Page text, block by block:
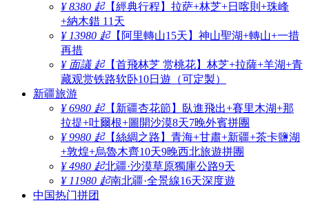
¥ 8380 起【經典行程】拉萨+林芝+日喀則+珠峰
+納木錯 11天
¥ 13980 起【阿里轉山15天】神山聖湖+轉山+一措
再措
¥ 面議 起【首飛林芝 赏桃花】林芝+拉薩+羊湖+青
藏观赏铁路软卧10日遊（可定製）
新疆旅游
¥ 6980 起【新疆杏花節】臥進飛出+賽里木湖+那
拉提+吐爾根+圖開沙漠8天7晚外賓拼團
¥ 9980 起【絲綢之路】青海+甘肅+新疆+茶卡鹽湖
+敦煌+烏魯木齊10天9晚西北旅遊拼團
¥ 4980 起北疆·沙漠草原獨庫公路9天
¥ 11980 起南北疆·全景線16天深度遊
中国热门拼团